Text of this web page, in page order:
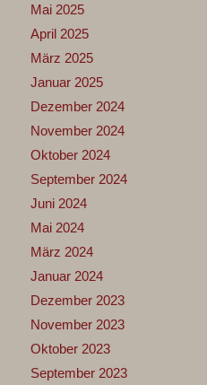
Mai 2025
April 2025
März 2025
Januar 2025
Dezember 2024
November 2024
Oktober 2024
September 2024
Juni 2024
Mai 2024
März 2024
Januar 2024
Dezember 2023
November 2023
Oktober 2023
September 2023